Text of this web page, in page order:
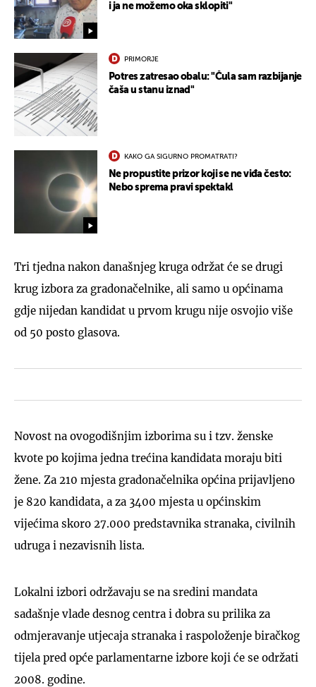
i ja ne možemo oka sklopiti"
PRIMORJE
Potres zatresao obalu: "Čula sam razbijanje
čaša u stanu iznad"
KAKO GA SIGURNO PROMATRATI?
Ne propustite prizor koji se ne viđa često:
Nebo sprema pravi spektakl
Tri tjedna nakon današnjeg kruga održat će se drugi
krug izbora za gradonačelnike, ali samo u općinama
gdje nijedan kandidat u prvom krugu nije osvojio više
od 50 posto glasova.
Novost na ovogodišnjim izborima su i tzv. ženske
kvote po kojima jedna trećina kandidata moraju biti
žene. Za 210 mjesta gradonačelnika općina prijavljeno
je 820 kandidata, a za 3400 mjesta u općinskim
vijećima skoro 27.000 predstavnika stranaka, civilnih
udruga i nezavisnih lista.
Lokalni izbori održavaju se na sredini mandata
sadašnje vlade desnog centra i dobra su prilika za
odmjeravanje utjecaja stranaka i raspoloženje biračkog
tijela pred opće parlamentarne izbore koji će se održati
2008. godine.